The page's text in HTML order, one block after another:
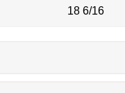
18 6/16